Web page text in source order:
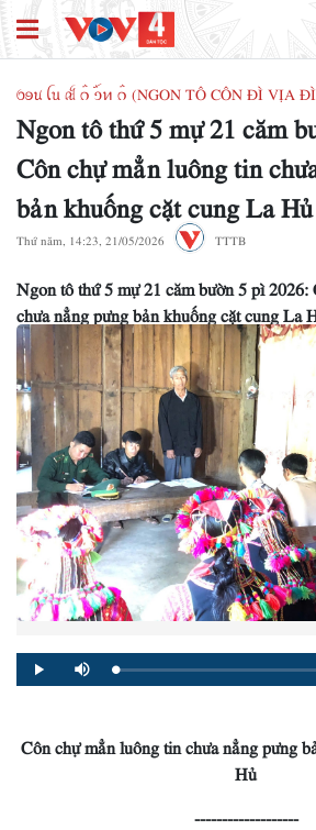
ꪉꪮꪙ ꪶꪕ ꫛ ꪒꪲ ꪫꪸꪀ ꪒꪲ (NGON TÔ CÔN ĐÌ VỊA
Ngon tô thứ 5 mự 21 căm
Côn chự mẳn luông tin
bản khuống cặt cung La Hủ
Thứ năm, 14:23, 21/05/2026 TTTB
Ngon tô thứ 5 mự 21 căm bườn 5 pì
chưa nẳng pưng bản khuống cặt cung La
Play Mute Loaded:
0%
Progress:
0%
Côn chự mẳn luông tin chưa nẳng pưng
Hủ
-------------------